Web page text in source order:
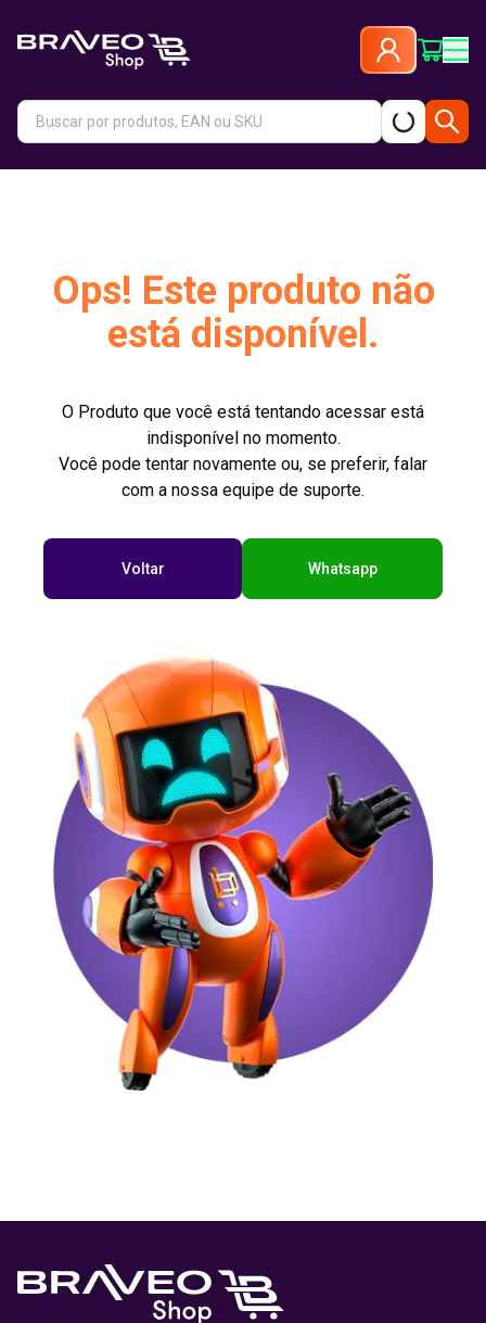
Ops! Este produto não
está disponível.
O Produto que você está tentando acessar está
indisponível no momento.
Você pode tentar novamente ou, se preferir, falar
com a nossa equipe de suporte.
Voltar Whatsapp